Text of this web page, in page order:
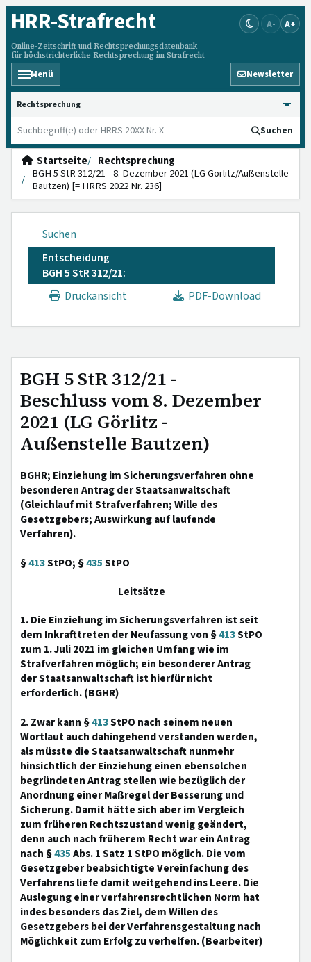
HRR-Strafrecht
Online-Zeitschrift und Rechtsprechungsdatenbank
für höchstrichterliche Rechtsprechung im Strafrecht
A- A+
Menü Newsletter
HRRS durchsuchen
Suchen
Startseite
Rechtsprechung
BGH 5 StR 312/21 - 8. Dezember 2021 (LG Görlitz/Außenstelle
Bautzen) [= HRRS 2022 Nr. 236]
Suchen
Entscheidung
BGH 5 StR 312/21:
Druckansicht
PDF-Download
BGH 5 StR 312/21 -
Beschluss vom 8. Dezember
2021 (LG Görlitz -
Außenstelle Bautzen)
BGHR; Einziehung im Sicherungsverfahren ohne
besonderen Antrag der Staatsanwaltschaft
(Gleichlauf mit Strafverfahren; Wille des
Gesetzgebers; Auswirkung auf laufende
Verfahren).
§413StPO; §435StPO
Leitsätze
1. Die Einziehung im Sicherungsverfahren ist seit
dem Inkrafttreten der Neufassung von §413StPO
zum 1. Juli 2021 im gleichen Umfang wie im
Strafverfahren möglich; ein besonderer Antrag
der Staatsanwaltschaft ist hierfür nicht
erforderlich. (BGHR)
2. Zwar kann §413StPO nach seinem neuen
Wortlaut auch dahingehend verstanden werden,
als müsste die Staatsanwaltschaft nunmehr
hinsichtlich der Einziehung einen ebensolchen
begründeten Antrag stellen wie bezüglich der
Anordnung einer Maßregel der Besserung und
Sicherung. Damit hätte sich aber im Vergleich
zum früheren Rechtszustand wenig geändert,
denn auch nach früherem Recht war ein Antrag
nach §435Abs. 1 Satz 1 StPO möglich. Die vom
Gesetzgeber beabsichtigte Vereinfachung des
Verfahrens liefe damit weitgehend ins Leere. Die
Auslegung einer verfahrensrechtlichen Norm hat
indes besonders das Ziel, dem Willen des
Gesetzgebers bei der Verfahrensgestaltung nach
Möglichkeit zum Erfolg zu verhelfen. (Bearbeiter)